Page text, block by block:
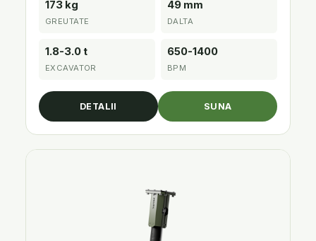
173 kg
GREUTATE
49 mm
DALTA
1.8-3.0 t
EXCAVATOR
650-1400
BPM
DETALII SUNA